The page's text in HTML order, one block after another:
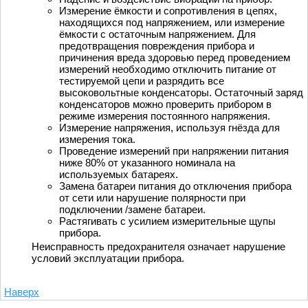
Измерение ёмкости и сопротивления в цепях,
находящихся под напряжением, или измерение
ёмкости с остаточным напряжением. Для
предотвращения повреждения прибора и
причинения вреда здоровью перед проведением
измерений необходимо отключить питание от
тестируемой цепи и разрядить все
высоковольтные конденсаторы. Остаточный заряд
конденсаторов можно проверить прибором в
режиме измерения постоянного напряжения.
Измерение напряжения, используя гнёзда для
измерения тока.
Проведение измерений при напряжении питания
ниже 80% от указанного номинала на
используемых батареях.
Замена батареи питания до отключения прибора
от сети или нарушение полярности при
подключении /замене батареи.
Растягивать с усилием измерительные щупы
прибора.
Неисправность предохранителя означает нарушение
условий эксплуатации прибора.
Наверх